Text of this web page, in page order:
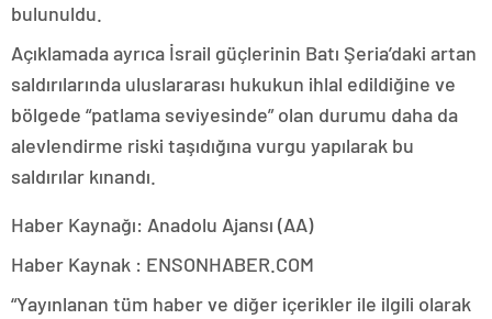
bulunuldu.
Açıklamada ayrıca İsrail güçlerinin Batı Şeria’daki artan
saldırılarında uluslararası hukukun ihlal edildiğine ve
bölgede “patlama seviyesinde” olan durumu daha da
alevlendirme riski taşıdığına vurgu yapılarak bu
saldırılar kınandı.
Haber Kaynağı: Anadolu Ajansı (AA)
Haber Kaynak : ENSONHABER.COM
“Yayınlanan tüm haber ve diğer içerikler ile ilgili olarak